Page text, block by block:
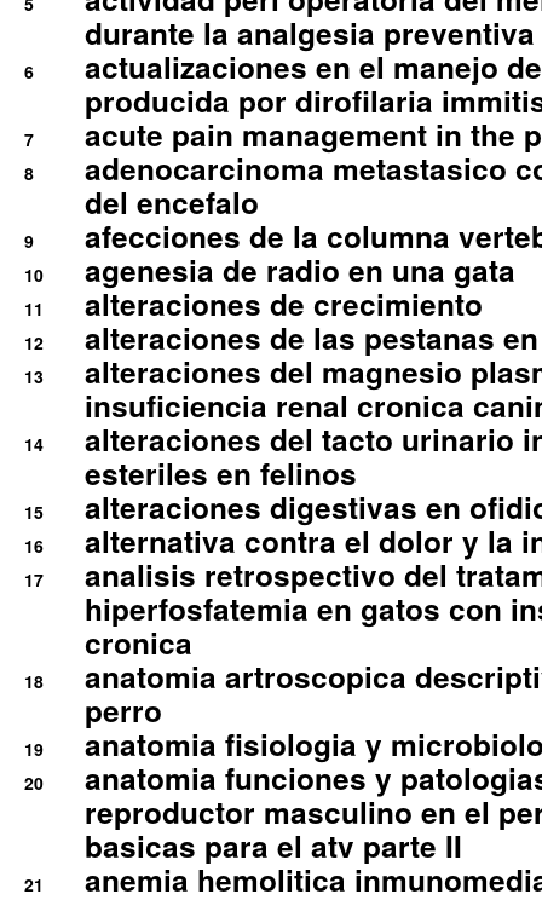
durante la analgesia
6
actualizaciones en el manejo
producida por dirofilaria
7 acute pain management in the
8
adenocarcinoma metastasico
del encefalo
9 afecciones de la columna
10 agenesia de radio en una gata
11 alteraciones de crecimiento
12 alteraciones de las pestanas
13
alteraciones del magnesio
insuficiencia renal cronica
14
alteraciones del tacto urinario
esteriles en felinos
15 alteraciones digestivas en
16 alternativa contra el dolor y la
17
analisis retrospectivo del
hiperfosfatemia en gatos con
cronica
18
anatomia artroscopica
perro
19 anatomia fisiologia y
20
anatomia funciones y
reproductor masculino en el
basicas para el atv parte II
21
anemia hemolitica